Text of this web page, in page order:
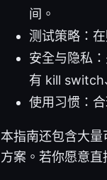
间。
测试策略：
安全与隐私
有 kill switch
使用习惯：
本指南还包含大
方案。若你愿意